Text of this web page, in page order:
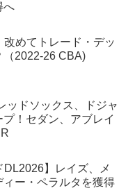
へ
改めてトレード・デッ
（2022-26 CBA)
ッドソックス、ドジャ
！セダン、アブレイ
DL2026】レイズ、メ
ィー・ペラルタを獲得